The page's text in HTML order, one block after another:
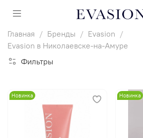
Главная Бренды
Evasion
Evasion в Николаевске-на-Амуре
Фильтры
Новинка Новинка